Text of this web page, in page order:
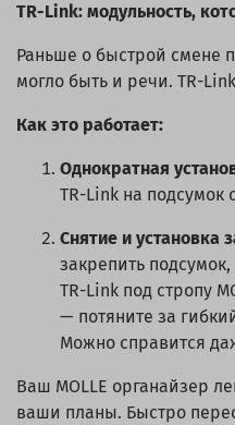
TR-Link: модульность,
Раньше о быстрой смене
могло быть и речи. TR-
Как это работает:
Однократная
TR-Link на
Снятие и установка
закрепить
TR-Link под стропу
— потяните за
Можно справится
Ваш MOLLE органайзер
ваши планы. Быстро